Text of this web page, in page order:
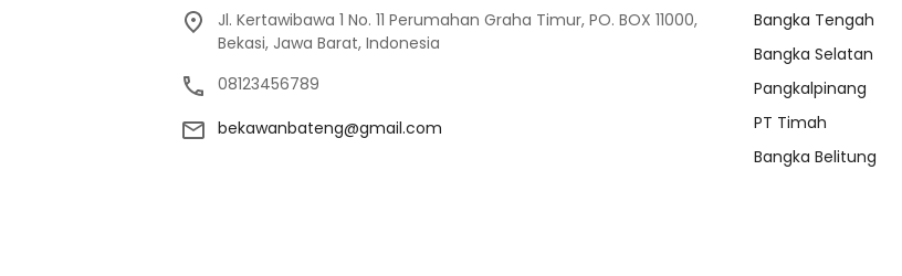
Jl. Kertawibawa 1 No. 11 Perumahan Graha Timur, PO. BOX 11000,
Bekasi, Jawa Barat, Indonesia
08123456789
bekawanbateng@gmail.com
Bangka Tengah
Bangka Selatan
Pangkalpinang
PT Timah
Bangka Belitung